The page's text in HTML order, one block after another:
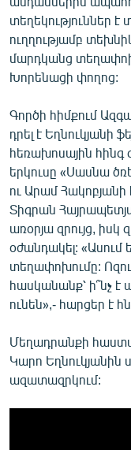
տեղեկություններ
ուղղությամբ
մարդկանց
Խորենացի փողոց:
Գործի հիմքում
դրել է Եղնուկյանի
հեռախոսային հինգ
երկուսը «Սասնա
ու Արամ
Տիգրան
առօրյա զրույց,
օժանդակել: «Ասում
տեղափոխումը:
հասկանանք՝ ի՞նչ է
ունեն»,- հարցեր է
Մեղադրանքի
Կարո Եղնուկյանին
ազատազրկում: